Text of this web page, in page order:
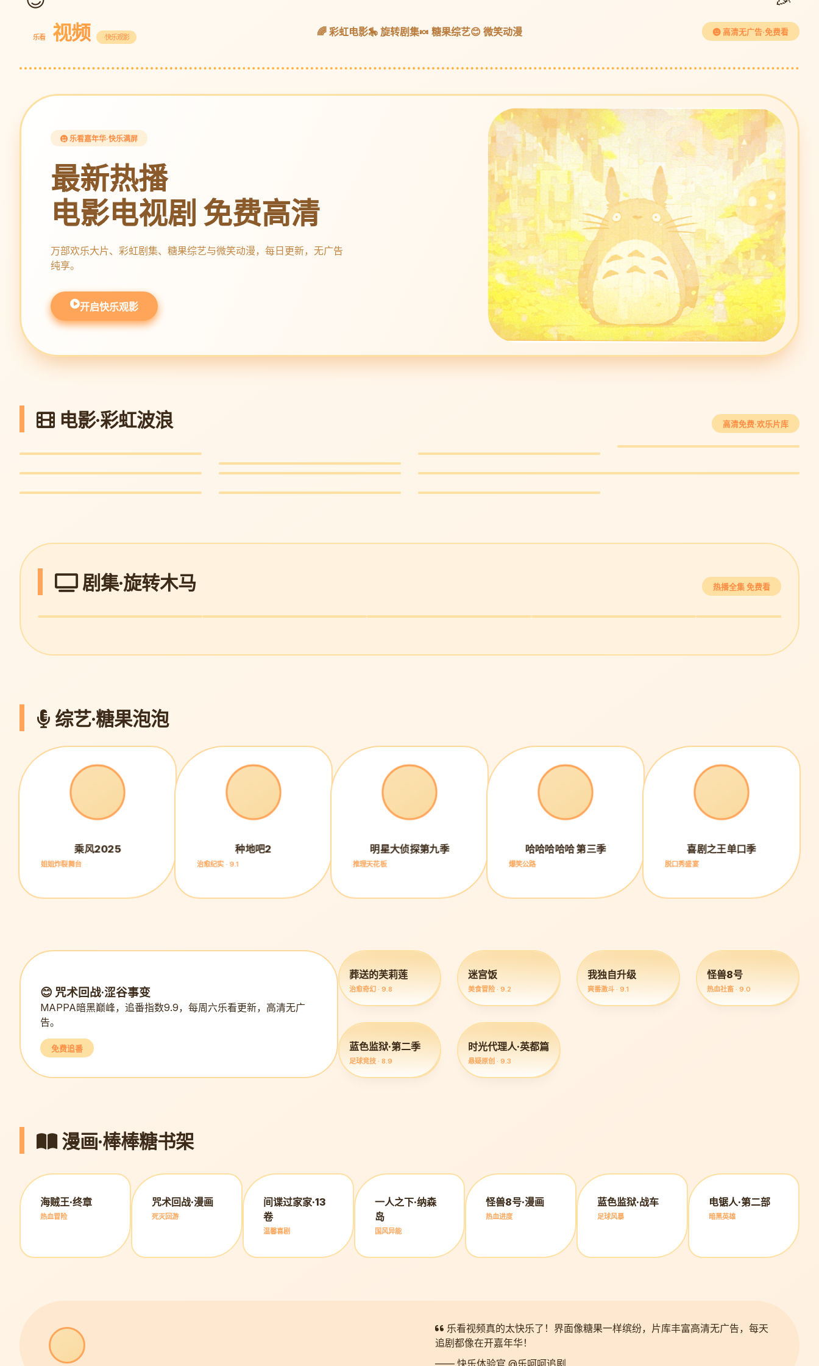
乐看 视频 ·快乐观影 🌈 彩虹电影🎠 旋转剧集🍬 糖果综艺😊 微笑动漫 高清无广告·免费看
乐看嘉年华·快乐满屏
最新热播
电影电视剧 免费高清
万部欢乐大片、彩虹剧集、糖果综艺与微笑动漫，每日更新，无广告
纯享。
开启快乐观影
电影·彩虹波浪 高清免费·欢乐片库
奥本海默·蓝光
悬疑金棕榈 · 8.8 热血赛车 · 8.6
文学喜剧 · 8.4
旺卡
奇幻歌舞 · 8.9 奇幻荒诞 · 8.6
剧集·旋转木马 热播全集 免费看
三体·黑暗森林 最后生还者
综艺·糖果泡泡
乘风2025
姐姐炸裂舞台
种地吧2
治愈纪实 · 9.1
明星大侦探第九季
推理天花板
哈哈哈哈哈 第三季
爆笑公路
喜剧之王单口季
脱口秀盛宴
😊 咒术回战·涩谷事变
MAPPA暗黑巅峰，追番指数9.9，每周六乐看更新，高清无广
告。
免费追番
葬送的芙莉莲
治愈奇幻 · 9.8
迷宫饭
美食冒险 · 9.2
我独自升级
爽番激斗 · 9.1
怪兽8号
热血社畜 · 9.0
蓝色监狱·第二季
足球竞技 · 8.9
时光代理人·英都篇
悬疑原创 · 9.3
漫画·棒棒糖书架
海贼王·终章
热血冒险
咒术回战·漫画
死灭回游
间谍过家家·13
卷
温馨喜剧
一人之下·纳森
岛
国风异能
怪兽8号·漫画
热血进度
蓝色监狱·战车
足球风暴
电锯人·第二部
暗黑英雄
乐看视频真的太快乐了！界面像糖果一样缤纷，片库丰富高清无广告，每天
追剧都像在开嘉年华！